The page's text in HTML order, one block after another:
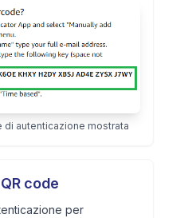
di autenticazione mostrata
code
per